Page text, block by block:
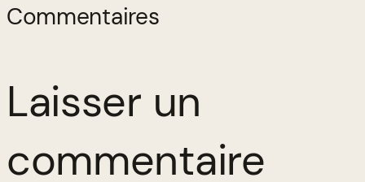
Commentaires
Laisser un
commentaire